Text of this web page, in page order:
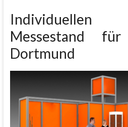
Messestand
Dortmund